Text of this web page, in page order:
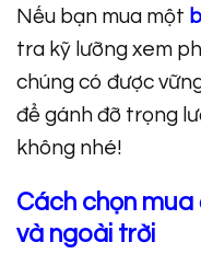
Nếu bạn mua một
tra kỹ lưỡng xem
chúng có được
để gánh đỡ trọng
không nhé!
Cách chọn
và ngoài trời